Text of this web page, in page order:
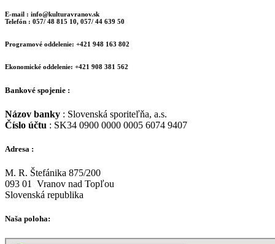
E-mail : info@kulturavranov.sk
Telefón : 057/ 48 815 10, 057/ 44 639 50
Programové oddelenie: +421 948 163 802
Ekonomické oddelenie: +421 908 381 562
Bankové spojenie :
Názov banky : Slovenská sporiteľňa, a.s.
Číslo účtu : SK34 0900 0000 0005 6074 9407
Adresa :
M. R. Štefánika 875/200
093 01 Vranov nad Topľou
Slovenská republika
Naša poloha: